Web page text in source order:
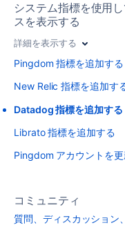
システム指標を使用
スを表示する
詳細を表示する
Pingdom 指標を追加する
New Relic 指標を追加す
Datadog 指標を追加する
Librato 指標を追加する
Pingdom アカウントを
コミュニティ
質問、ディスカッション